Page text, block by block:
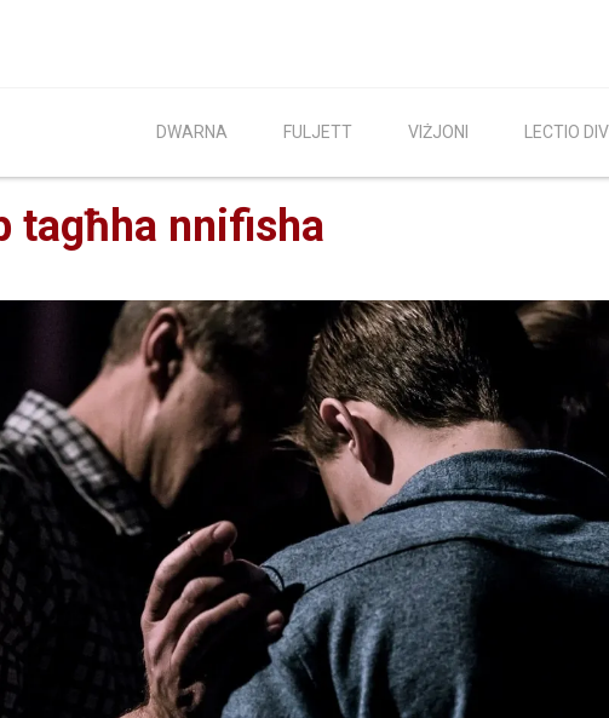
DWARNA FULJETT VIŻJONI LECTIO
tagħha nnifisha